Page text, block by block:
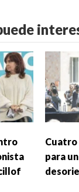
Cuatro
para